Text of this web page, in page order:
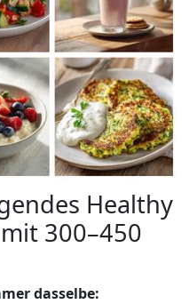
Healthy
300–450
dasselbe: